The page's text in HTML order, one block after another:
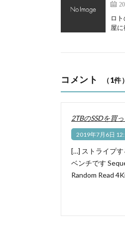
ロ
屋
コメント （1件）
2TBのSSDを買
2019年7月6日
[…] ストライプ
ベンチです
Random Read